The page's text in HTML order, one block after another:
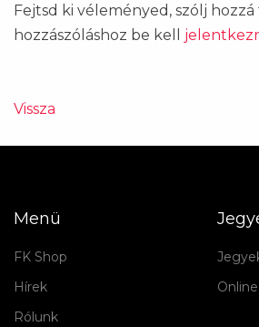
Fejtsd ki véleményed, szólj hozzá
hozzászóláshoz be kell
Vissza
Menü
FK Shop
Hírek
Rólunk